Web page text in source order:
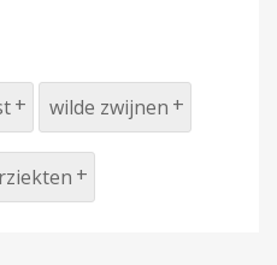
wilde zwijnen